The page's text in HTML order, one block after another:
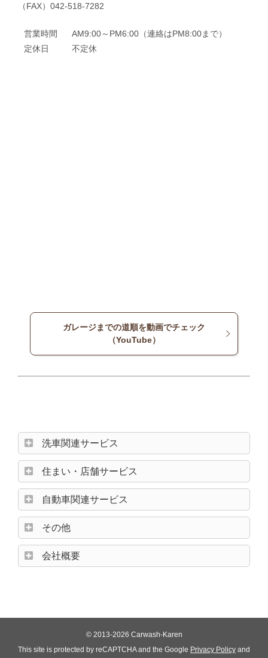
（FAX）042-518-7282
営業時間
AM9:00～PM6:00（連絡はPM8:00まで）
定休日
不定休
ガレージまでの道順を動画でチェック
（YouTube）
洗車関連サービス
住まい・店舗サービス
自動車関連サービス
その他
会社概要
© 2013-2026 Carwash-Karen
This site is protected by reCAPTCHA and the Google Privacy Policy and